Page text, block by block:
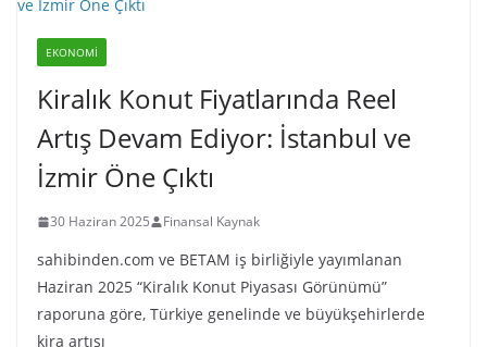
EKONOMI
Kiralık Konut Fiyatlarında Reel
Artış Devam Ediyor: İstanbul ve
İzmir Öne Çıktı
30 Haziran 2025 Finansal Kaynak
sahibinden.com ve BETAM iş birliğiyle yayımlanan
Haziran 2025 “Kiralık Konut Piyasası Görünümü”
raporuna göre, Türkiye genelinde ve büyükşehirlerde
kira artışı